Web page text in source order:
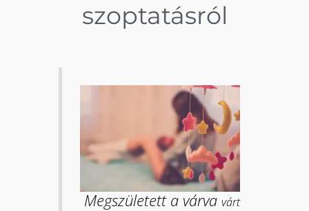
szoptatásról
Megszületett a várvavárt